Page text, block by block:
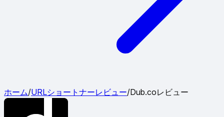
ホーム/URLショートナーレビュー/Dub.coレビュー